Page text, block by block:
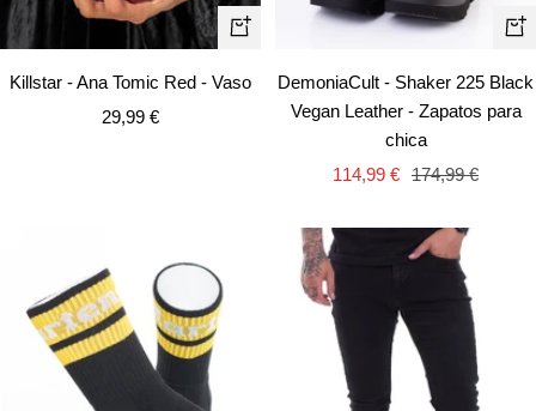
+
Añadir
Killstar - Ana Tomic Red - Vaso
Precio
29,99 €
DemoniaCult - Shaker 225 Black
Vegan Leather - Zapatos para
chica
Precio
venta
114,99 € Precio
174,99 €